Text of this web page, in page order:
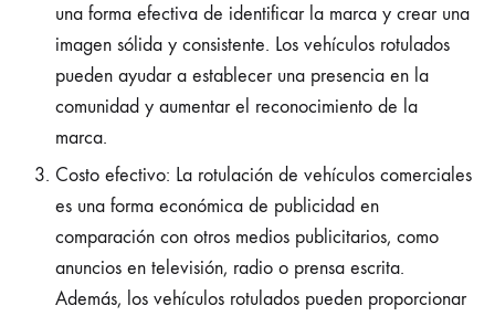
una forma efectiva de identificar la marca y crear una
imagen sólida y consistente. Los vehículos rotulados
pueden ayudar a establecer una presencia en la
comunidad y aumentar el reconocimiento de la
marca.
Costo efectivo: La rotulación de vehículos comerciales
es una forma económica de publicidad en
comparación con otros medios publicitarios, como
anuncios en televisión, radio o prensa escrita.
Además, los vehículos rotulados pueden proporcionar